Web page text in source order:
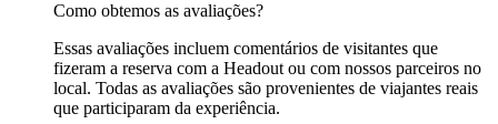
Como obtemos as avaliações?
Essas avaliações incluem comentários de visitantes que
fizeram a reserva com a Headout ou com nossos parceiros no
local. Todas as avaliações são provenientes de viajantes reais
que participaram da experiência.